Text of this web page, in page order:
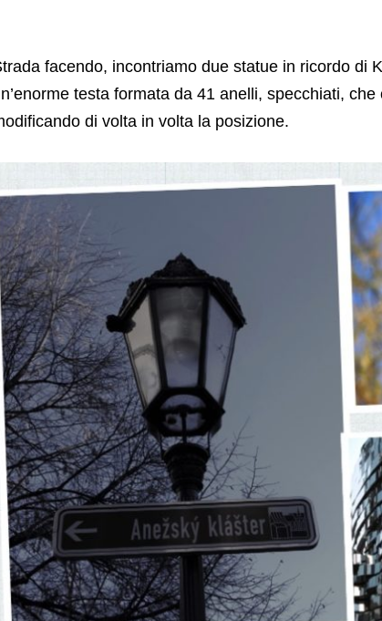
facendo, incontriamo due statue in ricordo di
testa formata da 41 anelli, specchiati,
di volta in volta la posizione.